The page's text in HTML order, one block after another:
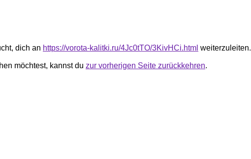
dich an https://vorota-kalitki.ru/4Jc0tTO/3KivHCi.html weiterzuleiten.
möchtest, kannst du zur vorherigen Seite zurückkehren.